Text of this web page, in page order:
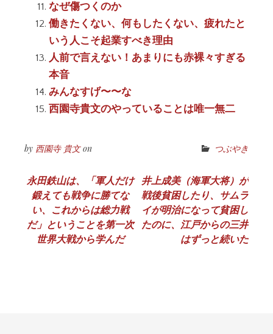
なぜ傷つくのか
働きたくない、何もしたくない、疲れたと
いう人こそ起業すべき理由
人前で言えない！あまりにも赤裸々すぎる
本音
みんなすげ〜〜な
西園寺貴文のやっていることは唯一無二
by 西園寺 貴文on つぶやき
投
稿
ナ
ビ
永田鉄山は、「軍人だけ
鍛えても戦争に勝てな
い、これからは総力戦
だ」ということを第一次
世界大戦から学んだ
井上成美（海軍大将）が
戦後貧困したり、サムラ
イが明治になって貧困し
たのに、江戸からの三井
はずっと続いた